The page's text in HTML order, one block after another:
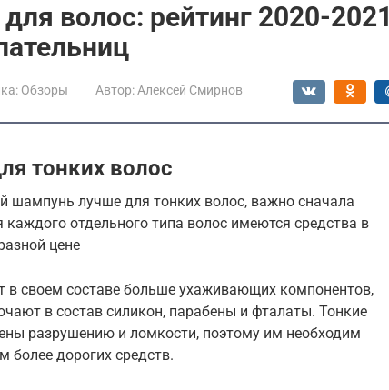
волос: рейтинг 2020-2021
Обзоры Автор: Алексей Смирнов
тонких волос
шампунь лучше для тонких волос, важно сначала
отдельного типа волос имеются средства в
цене
в своем составе больше ухаживающих компонентов,
в состав силикон, парабены и фталаты. Тонкие
разрушению и ломкости, поэтому им необходим
более дорогих средств.